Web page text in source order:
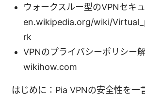
ウォークスルー型のVPNセキ
en.wikipedia.org/wiki/
rk
VPNのプライバシーポリシー
wikihow.com
はじめに：Pia VPNの安全性を一